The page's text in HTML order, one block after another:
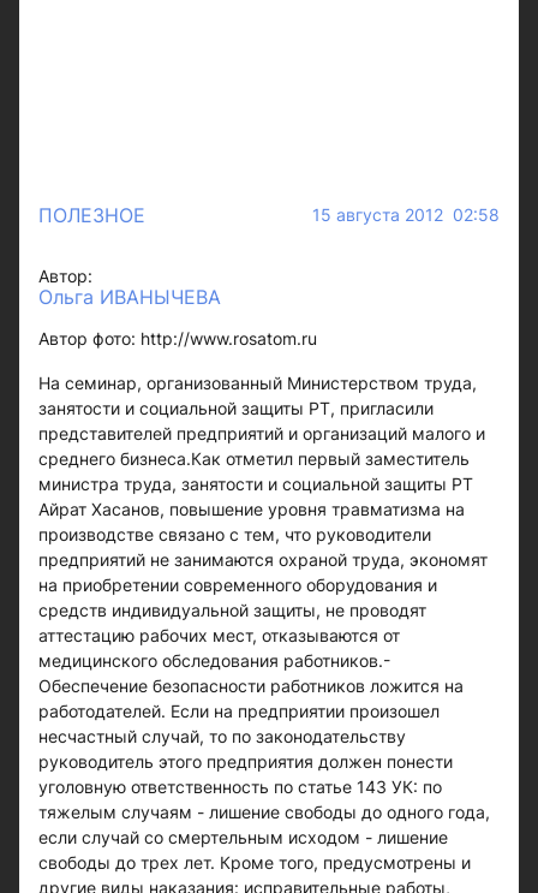
ПОЛЕЗНОЕ 15 августа 2012 02:58
Автор:
Ольга ИВАНЫЧЕВА
Автор фото: http://www.rosatom.ru
На семинар, организованный Министерством труда,
занятости и социальной защиты РТ, пригласили
представителей предприятий и организаций малого и
среднего бизнеса.Как отметил первый заместитель
министра труда, занятости и социальной защиты РТ
Айрат Хасанов, повышение уровня травматизма на
производстве связано с тем, что руководители
предприятий не занимаются охраной труда, экономят
на приобретении современного оборудования и
средств индивидуальной защиты, не проводят
аттестацию рабочих мест, отказываются от
медицинского обследования работников.-
Обеспечение безопасности работников ложится на
работодателей. Если на предприятии произошел
несчастный случай, то по законодательству
руководитель этого предприятия должен понести
уголовную ответственность по статье 143 УК: по
тяжелым случаям - лишение свободы до одного года,
если случай со смертельным исходом - лишение
свободы до трех лет. Кроме того, предусмотрены и
другие виды наказания: исправительные работы,